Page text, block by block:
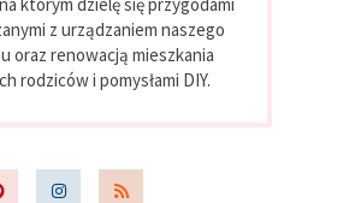
z urządzaniem naszego
oraz renowacją mieszkania
rodziców i pomysłami DIY.